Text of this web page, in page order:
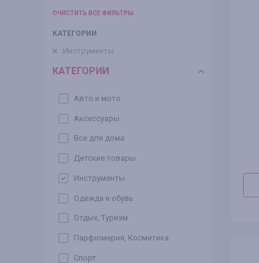
ОЧИСТИТЬ ВСЕ ФИЛЬТРЫ
КАТЕГОРИИ
Инструменты
КАТЕГОРИИ
Авто и мото
Аксессуары
Все для дома
Детские товары
Инструменты
Одежда и обувь
Отдых, Туризм
Парфюмерия, Косметика
Спорт